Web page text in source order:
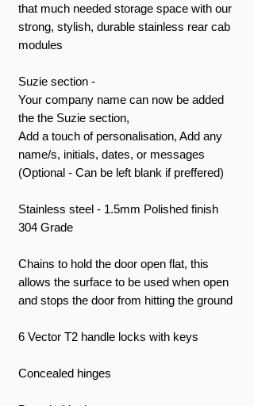
that much needed storage space with our
strong, stylish, durable stainless rear cab
modules
Suzie section -
Your company name can now be added
the the Suzie section,
Add a touch of personalisation, Add any
name/s, initials, dates, or messages
(Optional - Can be left blank if preffered)
Stainless steel - 1.5mm Polished finish
304 Grade
Chains to hold the door open flat, this
allows the surface to be used when open
and stops the door from hitting the ground
6 Vector T2 handle locks with keys
Concealed hinges